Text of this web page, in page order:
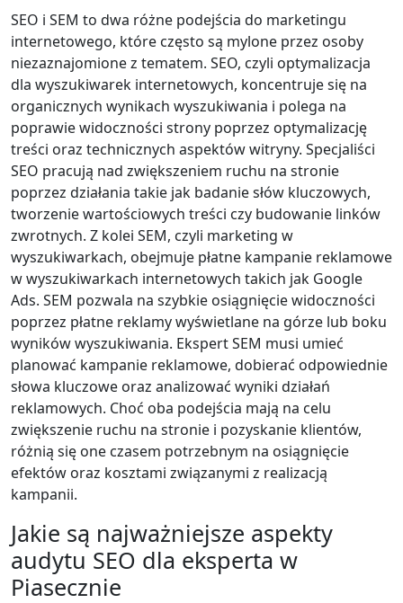
SEO i SEM to dwa różne podejścia do marketingu
internetowego, które często są mylone przez osoby
niezaznajomione z tematem. SEO, czyli optymalizacja
dla wyszukiwarek internetowych, koncentruje się na
organicznych wynikach wyszukiwania i polega na
poprawie widoczności strony poprzez optymalizację
treści oraz technicznych aspektów witryny. Specjaliści
SEO pracują nad zwiększeniem ruchu na stronie
poprzez działania takie jak badanie słów kluczowych,
tworzenie wartościowych treści czy budowanie linków
zwrotnych. Z kolei SEM, czyli marketing w
wyszukiwarkach, obejmuje płatne kampanie reklamowe
w wyszukiwarkach internetowych takich jak Google
Ads. SEM pozwala na szybkie osiągnięcie widoczności
poprzez płatne reklamy wyświetlane na górze lub boku
wyników wyszukiwania. Ekspert SEM musi umieć
planować kampanie reklamowe, dobierać odpowiednie
słowa kluczowe oraz analizować wyniki działań
reklamowych. Choć oba podejścia mają na celu
zwiększenie ruchu na stronie i pozyskanie klientów,
różnią się one czasem potrzebnym na osiągnięcie
efektów oraz kosztami związanymi z realizacją
kampanii.
Jakie są najważniejsze aspekty
audytu SEO dla eksperta w
Piasecznie